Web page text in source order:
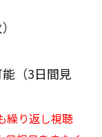
（3日間見
繰り返し視聴